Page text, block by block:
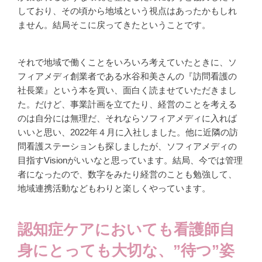
しており、その頃から地域という視点はあったかもしれ
ません。結局そこに戻ってきたということです。
それで地域で働くことをいろいろ考えていたときに、ソ
フィアメディ創業者である水谷和美さんの『訪問看護の
社長業』という本を買い、面白く読ませていただきまし
た。だけど、事業計画を立てたり、経営のことを考える
のは自分には無理だ、それならソフィアメディに入れば
いいと思い、2022年４月に入社しました。他に近隣の訪
問看護ステーションも探しましたが、ソフィアメディの
目指すVisionがいいなと思っています。結局、今では管理
者になったので、数字をみたり経営のことも勉強して、
地域連携活動などもわりと楽しくやっています。
認知症ケアにおいても看護師自
身にとっても大切な、”待つ”姿